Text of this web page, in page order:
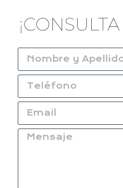
¡CONSULTA